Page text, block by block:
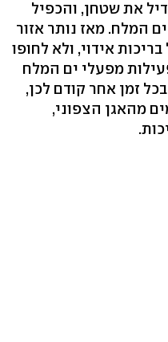
את שטחן, והכפיל
המלח. מאז נותר אזור
אידוי, ולא לחופו
מפעלי ים המלח
בשנת 2030, או בכל זמן אחר קודם לכן,
מהאגן הצפוני,